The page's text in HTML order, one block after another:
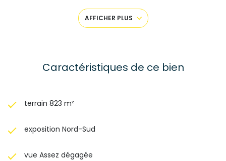
l'axe ANNECY GENEVE? Il ne reste plus que ce lot
constructible en vente de 823m² environ à 199 000€ sur la
commune de MENTHONNEX EN BORNES.
Pour toute demande d'information prenez contact avec
Les informations sur les risques auxquels ce bien est
exposé sont disponibles sur le site
AFFICHER PLUS
Caractéristiques de ce bien
terrain 823 m²
exposition Nord-Sud
vue Assez dégagée